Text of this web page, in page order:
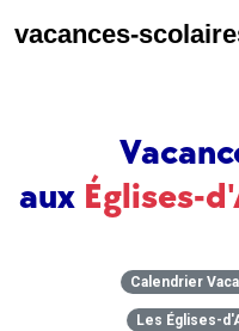
vacances-
aux Églises-
Calendrier
Les Églises-